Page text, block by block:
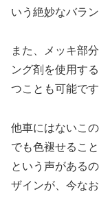
いう絶妙なバラ
また、メッキ部
ング剤を使用す
つことも可能です
他車にはないこ
でも色褪せるこ
という声がある
ザインが、今な